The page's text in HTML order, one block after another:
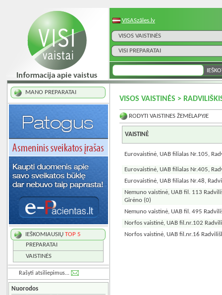
VISASzāles.lv
VISOS VAISTINĖS
VISI PREPARATAI
MANO PREPARATAI
IEŠKOMIAUSIŲ TOP 5
PREPARATAI
VAISTINĖS
Rašyti atsiliepimus...
Nuorodos
VISOS VAISTINĖS >
RODYTI VAISTINES ŽEMĖLAPYJE
VAISTINĖ
Eurovaistinė, UAB filialas Nr.105,
Eurovaistinė, UAB filialas Nr.405,
Eurovaistinė, UAB filialas Nr.48,
Nemuno vaistinė, UAB fil. 113
Girėno (0)
Nemuno vaistinė, UAB fil. 495
Norfos vaistinė, UAB fil.nr.102
Norfos vaistinė, UAB fil.nr.16